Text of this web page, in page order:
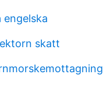
engelska
skatt